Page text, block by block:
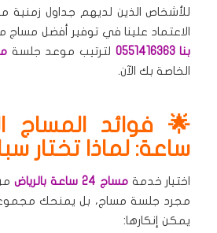
للأشخاص الذين لديهم جداول زمنية
الاعتماد علينا في توفير أفضل مساج
بنا 0551416363
لترتيب موعد جلسة
الخاصة بك الآن.
ساعة: لماذا تختار
اختيار خدمةمساج 24 ساعة بالرياض
مجرد جلسة مساج، بل يمنحك
يمكن إنكارها: